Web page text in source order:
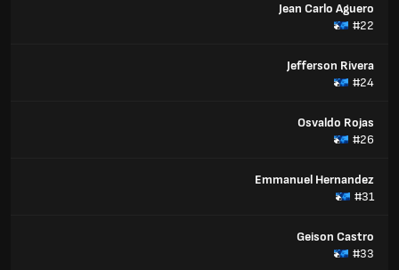
Jean Carlo Aguero
#22
Jefferson Rivera
#24
Osvaldo Rojas
#26
Emmanuel Hernandez
#31
Geison Castro
#33